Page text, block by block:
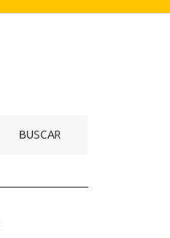
BUSCAR